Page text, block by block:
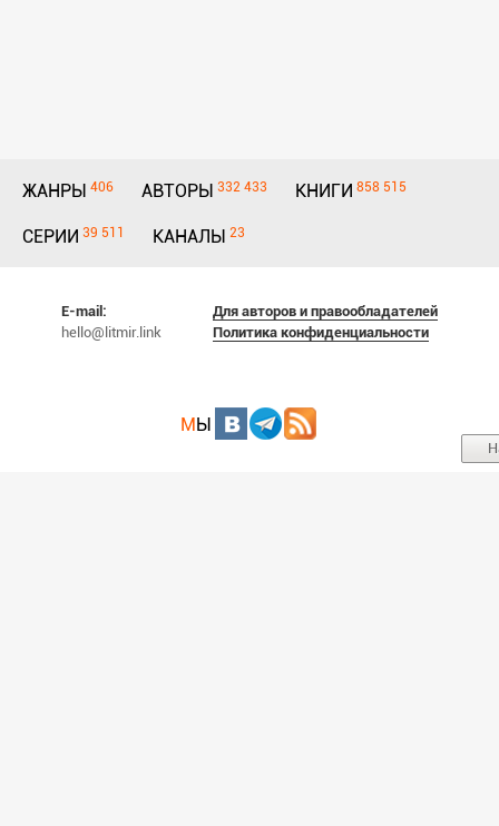
ЖАНРЫ 406 АВТОРЫ 332 433 КНИГИ 858 515
СЕРИИ 39 511 КАНАЛЫ 23
E-mail:
hello@litmir.link
Для авторов и правообладателей
Политика конфиденциальности
МЫ